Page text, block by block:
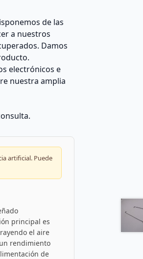
de las
a nuestros
Damos
electrónicos e
nuestra amplia
artificial. Puede
principal es
el aire
rendimiento
de